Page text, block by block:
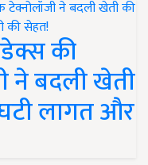
की
ने बदली खेती
लागत और